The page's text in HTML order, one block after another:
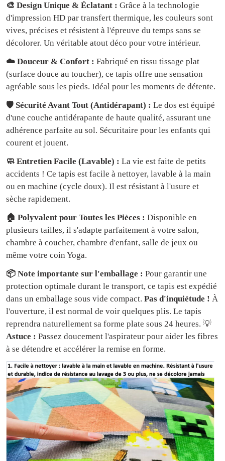
🎨 Design Unique & Éclatant : Grâce à la technologie
d'impression HD par transfert thermique, les couleurs sont
vives, précises et résistent à l'épreuve du temps sans se
décolorer. Un véritable atout déco pour votre intérieur.
☁️ Douceur & Confort : Fabriqué en tissu tissage plat
(surface douce au toucher), ce tapis offre une sensation
agréable sous les pieds. Idéal pour les moments de détente.
🛡️ Sécurité Avant Tout (Antidérapant) : Le dos est équipé
d'une couche antidérapante de haute qualité, assurant une
adhérence parfaite au sol. Sécuritaire pour les enfants qui
courent et jouent.
🧼 Entretien Facile (Lavable) : La vie est faite de petits
accidents ! Ce tapis est facile à nettoyer, lavable à la main
ou en machine (cycle doux). Il est résistant à l'usure et
sèche rapidement.
🏠 Polyvalent pour Toutes les Pièces : Disponible en
plusieurs tailles, il s'adapte parfaitement à votre salon,
chambre à coucher, chambre d'enfant, salle de jeux ou
même votre coin Yoga.
📦 Note importante sur l'emballage : Pour garantir une
protection optimale durant le transport, ce tapis est expédié
dans un emballage sous vide compact. Pas d'inquiétude ! À
l'ouverture, il est normal de voir quelques plis. Le tapis
reprendra naturellement sa forme plate sous 24 heures. 💡
Astuce : Passez doucement l'aspirateur pour aider les fibres
à se détendre et accélérer la remise en forme.